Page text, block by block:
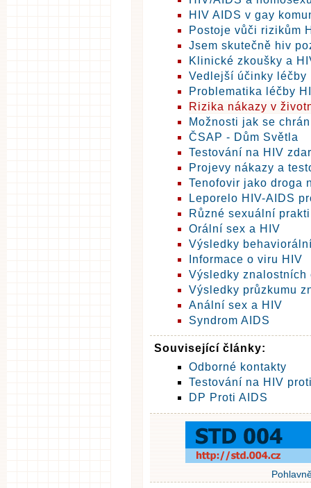
HIV AIDS v gay
Postoje vůči rizikům
Jsem skutečně hiv
Klinické zkoušky a
Vedlejší účinky léčby
Problematika léčby
Rizika nákazy v
Možnosti jak se
ČSAP - Dům Světla
Testování na HIV
Projevy nákazy a
Tenofovir jako droga
Leporelo HIV-AIDS
Různé sexuální
Orální sex a HIV
Výsledky
Informace o viru HIV
Výsledky znalostních
Výsledky průzkumu
Anální sex a HIV
Syndrom AIDS
Související články:
Odborné kontakty
Testování na HIV
DP Proti AIDS